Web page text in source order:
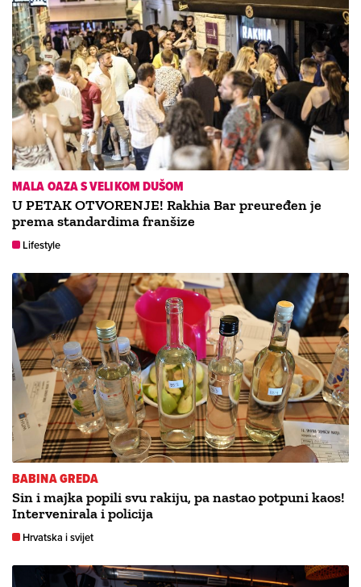
MALA OAZA S VELIKOM DUŠOM
U PETAK OTVORENJE! Rakhia Bar preuređen je
prema standardima franšize
Lifestyle
BABINA GREDA
Sin i majka popili svu rakiju, pa nastao potpuni kaos!
Intervenirala i policija
Hrvatska i svijet